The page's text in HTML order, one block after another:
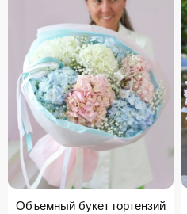
Объемный букет гортензий